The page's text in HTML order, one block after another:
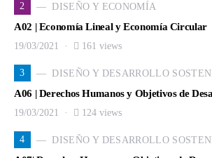
2 DISEÑO Y ECONOMÍA
A02 | Economía Lineal y Economía Circular
19/03/2021 161 views
3 DISEÑO Y DESARROLLO
A06 | Derechos Humanos y Objetivos de
19/03/2021 124 views
4 DISEÑO Y DESARROLLO